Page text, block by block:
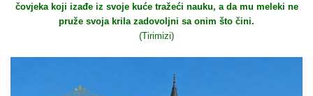
čovjeka koji izađe iz svoje kuće tražeći nauku, a da mu meleki ne
pruže svoja krila zadovoljni sa onim što čini.
(Tirimizi)